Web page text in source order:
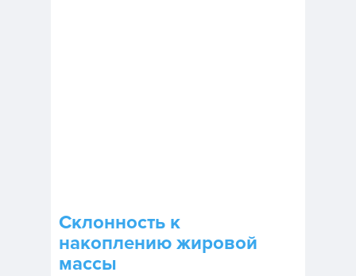
Склонность к
накоплению жировой
массы